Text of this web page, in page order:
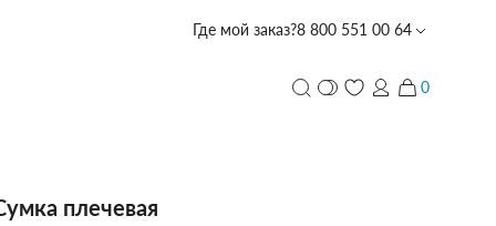
Где мой заказ?8 800 551 00 64
ПЕРСОНАЛИЗАЦИЯ
0
Забронировать в магазине со скидкой -5%
плечевая